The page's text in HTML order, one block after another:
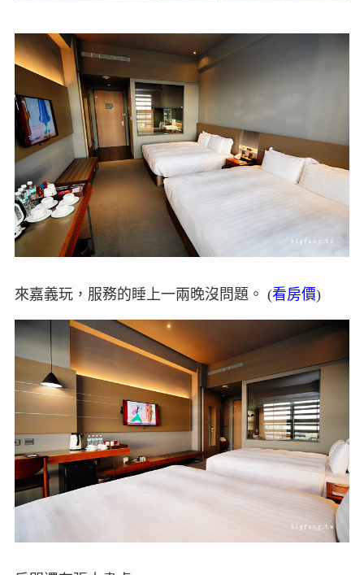
來嘉義玩，服務的睡上一兩晚沒問題。 (看房價)